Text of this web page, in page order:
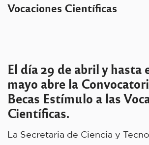
Vocaciones Científicas
El día 29 de abril y hasta
mayo abre la
Becas Estímulo a las
Científicas.
La Secretaria de Ciencia y